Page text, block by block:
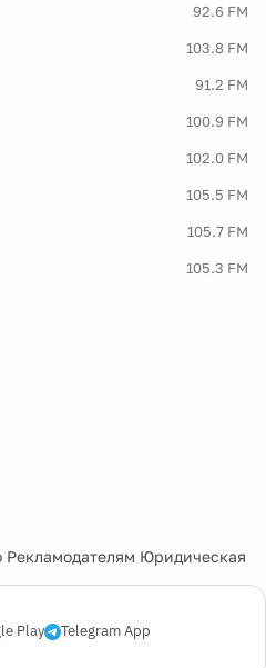
92.6 FM
103.8 FM
91.2 FM
100.9 FM
102.0 FM
105.5 FM
105.7 FM
105.3 FM
Рекламодателям Юридическая
Play Telegram App